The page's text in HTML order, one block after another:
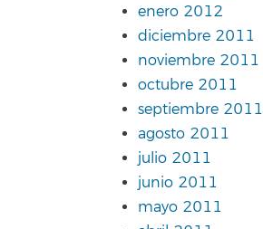
enero 2012
diciembre 2011
noviembre 2011
octubre 2011
septiembre 2011
agosto 2011
julio 2011
junio 2011
mayo 2011